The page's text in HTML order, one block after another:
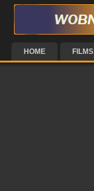
HOME FILMS